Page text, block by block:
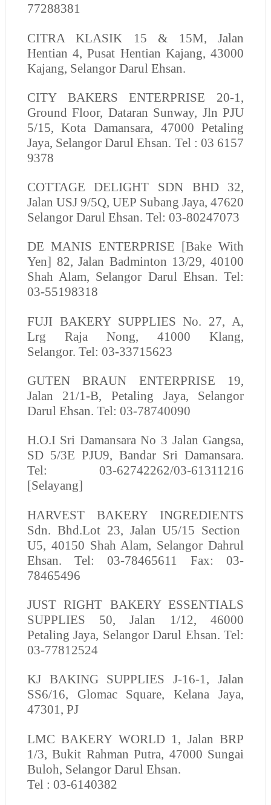
77288381
CITRA KLASIK 15 & 15M, Jalan
Hentian 4, Pusat Hentian Kajang, 43000
Kajang, Selangor Darul Ehsan.
CITY BAKERS ENTERPRISE 20-1,
Ground Floor, Dataran Sunway, Jln PJU
5/15, Kota Damansara, 47000 Petaling
Jaya, Selangor Darul Ehsan. Tel : 03 6157
9378
COTTAGE DELIGHT SDN BHD32,
Jalan USJ 9/5Q, UEP Subang Jaya, 47620
Selangor Darul Ehsan. Tel: 03-80247073
DE MANIS ENTERPRISE
[Bake With
Yen] 82, Jalan Badminton 13/29, 40100
Shah Alam, Selangor Darul Ehsan. Tel:
03-55198318
FUJI BAKERY SUPPLIES No. 27, A,
Lrg Raja Nong, 41000 Klang,
Selangor. Tel: 03-33715623
GUTEN BRAUN ENTERPRISE 19,
Jalan 21/1-B, Petaling Jaya, Selangor
Darul Ehsan. Tel: 03-78740090
H.O.I Sri Damansara No 3 Jalan Gangsa,
SD 5/3E PJU9, Bandar Sri Damansara.
Tel: 03-62742262/03-61311216
[Selayang]
HARVEST BAKERY INGREDIENTS
Sdn. Bhd.Lot 23, Jalan U5/15 Section
U5, 40150 Shah Alam, Selangor Dahrul
Ehsan. Tel: 03-78465611 Fax: 03-
78465496
JUST RIGHT BAKERY ESSENTIALS
SUPPLIES 50, Jalan 1/12, 46000
Petaling Jaya, Selangor Darul Ehsan. Tel:
03-77812524
KJ BAKING SUPPLIES
J-16-1, Jalan
SS6/16, Glomac Square, Kelana Jaya,
47301, PJ
LMC BAKERY WORLD1, Jalan BRP
1/3, Bukit Rahman Putra, 47000 Sungai
Buloh, Selangor Darul Ehsan.
Tel : 03-6140382